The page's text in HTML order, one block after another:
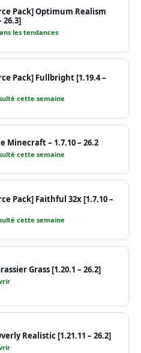
Pack] Optimum Realism
26.3]
les tendances
Pack] Fullbright [1.19.4 –
cette semaine
Minecraft – 1.7.10 – 26.2
cette semaine
Pack] Faithful 32x [1.7.10 –
cette semaine
Grass [1.20.1 – 26.2]
Realistic [1.21.11 – 26.2]